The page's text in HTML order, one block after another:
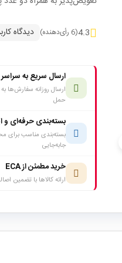
4.3(6 رأی‌دهنده) دیدگاه
ارسال سریع به
ارسال روزانه سفارش‌ها
حمل
بسته‌بندی حرفه‌ای و
بسته‌بندی مناسب برای
جابه‌جایی
خرید مطمئن از ECA
ارائه کالاها با تضمین